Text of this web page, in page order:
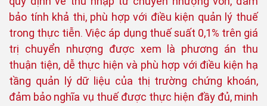
bảo tính khả thi, phù hợp với điều kiện quản lý thuế
trong thực tiễn. Việc áp dụng thuế suất 0,1% trên giá
trị chuyển nhượng được xem là phương án thu
thuận tiện, dễ thực hiện và phù hợp với điều kiện hạ
tầng quản lý dữ liệu của thị trường chứng khoán,
đảm bảo nghĩa vụ thuế được thực hiện đầy đủ, minh